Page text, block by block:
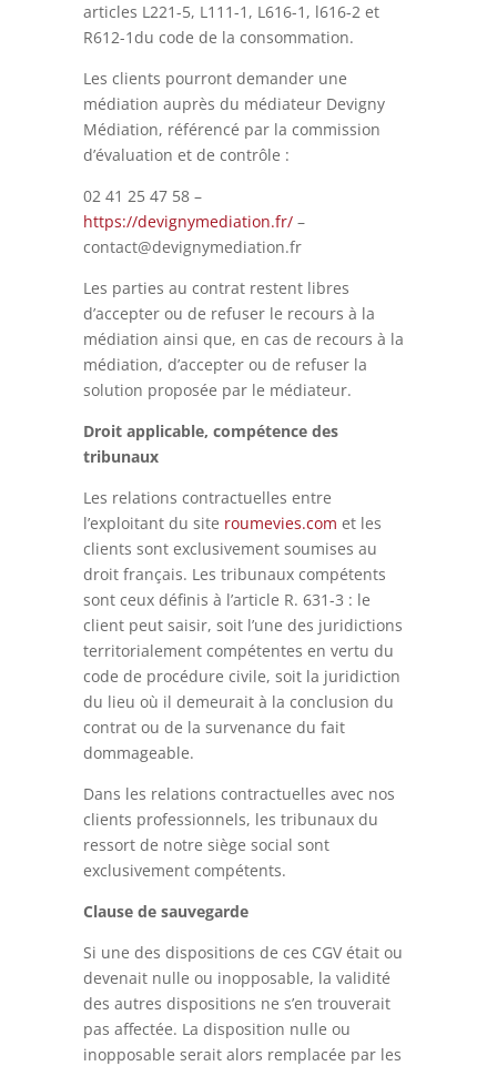
articles L221-5, L111-1, L616-1, l616-2 et
R612-1du code de la consommation.
Les clients pourront demander une
médiation auprès du médiateur Devigny
Médiation, référencé par la commission
d’évaluation et de contrôle :
02 41 25 47 58 –
https://devignymediation.fr/–
contact@devignymediation.fr
Les parties au contrat restent libres
d’accepter ou de refuser le recours à la
médiation ainsi que, en cas de recours à la
médiation, d’accepter ou de refuser la
solution proposée par le médiateur.
Droit applicable, compétence des
tribunaux
Les relations contractuelles entre
l’exploitant du site roumevies.com et les
clients sont exclusivement soumises au
droit français. Les tribunaux compétents
sont ceux définis à l’article R. 631-3 : le
client peut saisir, soit l’une des juridictions
territorialement compétentes en vertu du
code de procédure civile, soit la juridiction
du lieu où il demeurait à la conclusion du
contrat ou de la survenance du fait
dommageable.
Dans les relations contractuelles avec nos
clients professionnels, les tribunaux du
ressort de notre siège social sont
exclusivement compétents.
Clause de sauvegarde
Si une des dispositions de ces CGV était ou
devenait nulle ou inopposable, la validité
des autres dispositions ne s’en trouverait
pas affectée. La disposition nulle ou
inopposable serait alors remplacée par les